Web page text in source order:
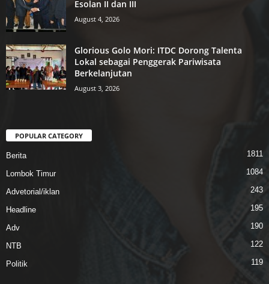
Esolan II dan III
August 4, 2026
Glorious Golo Mori: ITDC Dorong Talenta
Lokal sebagai Penggerak Pariwisata
Berkelanjutan
August 3, 2026
POPULAR CATEGORY
Berita 1811
Lombok Timur 1084
Advetorial/iklan 243
Headline 195
Adv 190
NTB 122
Politik 119